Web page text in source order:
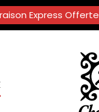
Express Offerte